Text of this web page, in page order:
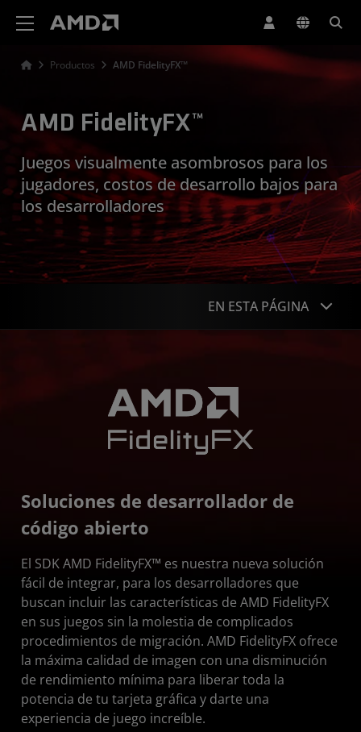
Productos AMD FidelityFX™
AMD FidelityFX™
Juegos visualmente asombrosos para los
jugadores, costos de desarrollo bajos para
los desarrolladores
EN ESTA PÁGINA
Juegos compatibles
Soluciones de desarrollador de
código abierto
El SDK AMD FidelityFX™ es nuestra nueva solución
fácil de integrar, para los desarrolladores que
buscan incluir las características de AMD FidelityFX
en sus juegos sin la molestia de complicados
procedimientos de migración. AMD FidelityFX ofrece
la máxima calidad de imagen con una disminución
de rendimiento mínima para liberar toda la
potencia de tu tarjeta gráfica y darte una
experiencia de juego increíble.